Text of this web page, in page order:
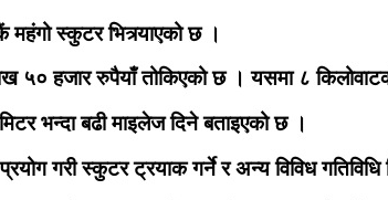
महंगो स्कुटर भित्र्याएको छ ।
५० हजार रुपैयाँ तोकिएको छ । यसमा ८
भन्दा बढी माइलेज दिने बताइएको छ ।
गरी स्कुटर ट्रयाक गर्ने र अन्य विविध गतिविधि